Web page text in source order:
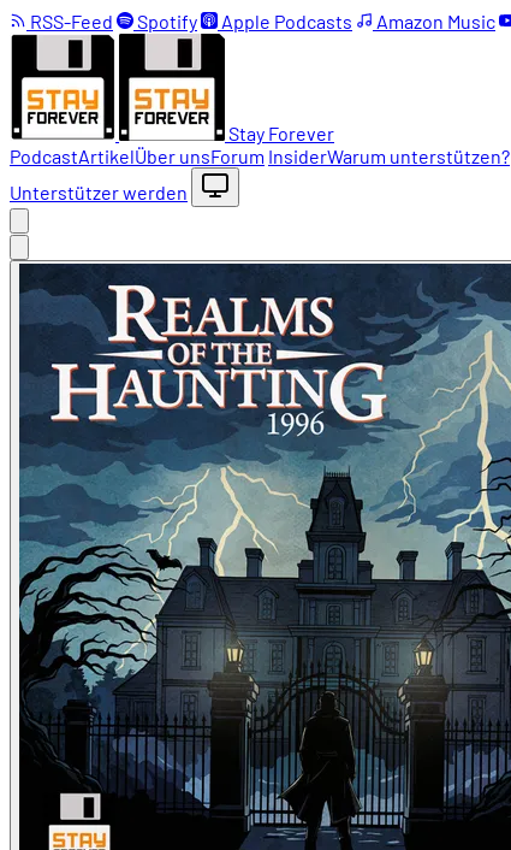
RSS-Feed Spotify Apple Podcasts Amazon Music
Stay Forever
PodcastArtikelÜber unsForum InsiderWarum unterstützen?
Unterstützer werden